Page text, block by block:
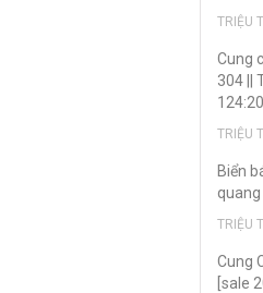
TRIỆU
Cung
304 ||
TRIỆU
Biển
TRIỆU
Cung
[sale